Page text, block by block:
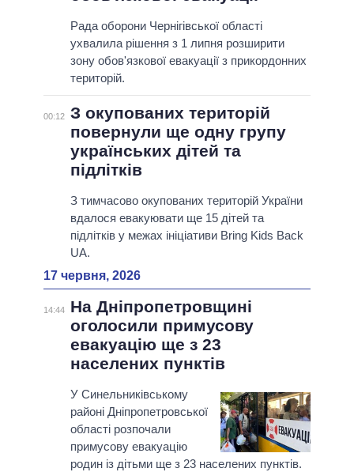
Рада оборони Чернігівської області
ухвалила рішення з 1 липня розширити
зону обов'язкової евакуації з прикордонних
територій.
00:12 З окупованих територій
повернули ще одну групу
українських дітей та
підлітків
З тимчасово окупованих територій України
вдалося евакуювати ще 15 дітей та
підлітків у межах ініціативи Bring Kids Back
UA.
17 червня, 2026
14:44
На Дніпропетровщині
оголосили примусову
евакуацію ще з 23
населених пунктів
У Синельниківському
районі Дніпропетровської
області розпочали
примусову евакуацію
родин із дітьми ще з 23 населених пунктів.